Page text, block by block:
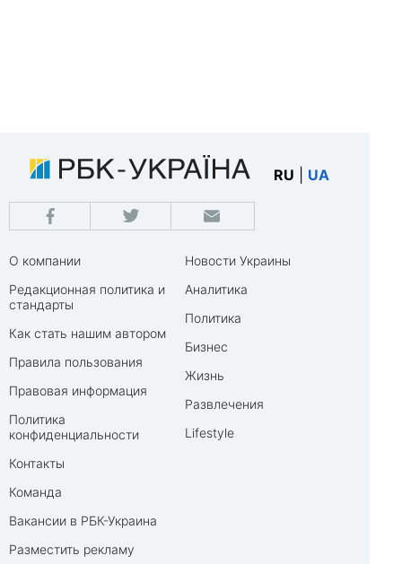
RU UA
О компании
Редакционная политика и
стандарты
Как стать нашим автором
Правила пользования
Правовая информация
Политика
конфиденциальности
Контакты
Команда
Вакансии в РБК-Украина
Разместить рекламу
Новости Украины
Аналитика
Политика
Бизнес
Жизнь
Развлечения
Lifestyle